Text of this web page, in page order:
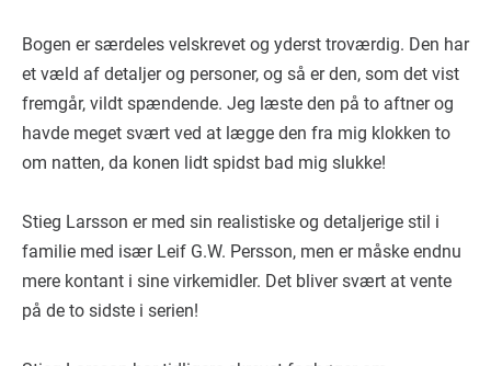
Bogen er særdeles velskrevet og yderst troværdig. Den har
et væld af detaljer og personer, og så er den, som det vist
fremgår, vildt spændende. Jeg læste den på to aftner og
havde meget svært ved at lægge den fra mig klokken to
om natten, da konen lidt spidst bad mig slukke!
Stieg Larsson er med sin realistiske og detaljerige stil i
familie med især Leif G.W. Persson, men er måske endnu
mere kontant i sine virkemidler. Det bliver svært at vente
på de to sidste i serien!